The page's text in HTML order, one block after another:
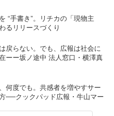
“手書き”。リチカの「現物主
るリリースづくり
戻らない。でも、広報は社会に
ーー坂ノ途中 法人窓口・横澤真
何度でも。共感者を増やすサー
──クックパッド広報・牛山マー